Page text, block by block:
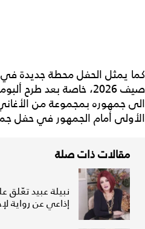
كما يمثل الحفل محطة جديدة
صيف 2026، خاصة بعد
الى جمهوره بمجموعة من الأغاني
الأولى أمام الجمهور في حفل
مقالات ذات صلة
نبيلة عبيد تعّلق
إذاعي عن رواية